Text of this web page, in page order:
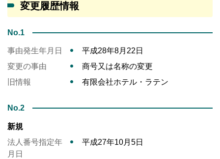
変更履歴情報
No.1
事由発生年月日
平成28年8月22日
変更の事由
商号又は名称の変更
旧情報
有限会社ホテル・ラテン
No.2
新規
法人番号指定年
月日
平成27年10月5日